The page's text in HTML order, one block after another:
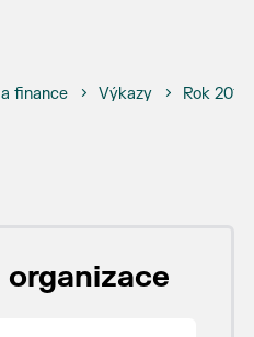
finance Výkazy Rok 2016